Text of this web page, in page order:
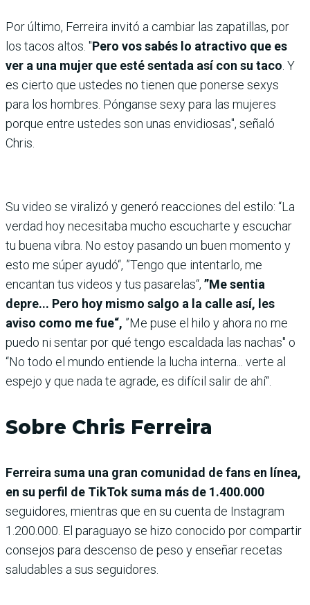
Por último, Ferreira invitó a cambiar las zapatillas, por
los tacos altos. "Pero vos sabés lo atractivo que es
ver a una mujer que esté sentada así con su taco . Y
es cierto que ustedes no tienen que ponerse sexys
para los hombres. Pónganse sexy para las mujeres
porque entre ustedes son unas envidiosas", señaló
Chris.
Su video se viralizó y generó reacciones del estilo: “La
verdad hoy necesitaba mucho escucharte y escuchar
tu buena vibra. No estoy pasando un buen momento y
esto me súper ayudó“, ”Tengo que intentarlo, me
encantan tus videos y tus pasarelas“, ”Me sentia
depre... Pero hoy mismo salgo a la calle así, les
aviso como me fue“, ”Me puse el hilo y ahora no me
puedo ni sentar por qué tengo escaldada las nachas" o
“No todo el mundo entiende la lucha interna... verte al
espejo y que nada te agrade, es difícil salir de ahí“.
Sobre Chris Ferreira
Ferreira suma una gran comunidad de fans en línea,
en su perfil de TikTok suma más de 1.400.000
seguidores, mientras que en su cuenta de Instagram
1.200.000. El paraguayo se hizo conocido por compartir
consejos para descenso de peso y enseñar recetas
saludables a sus seguidores.